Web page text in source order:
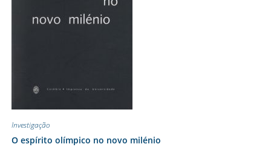
Investigação
O espírito olímpico no novo milénio